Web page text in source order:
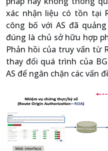
xác nhận liệu có tồn tại
công bố với AS đã
đúng là chủ sở hữu hợp
Phản hồi của truy vấn từ
thay đổi quá trình của
AS để ngăn chặn các vấn